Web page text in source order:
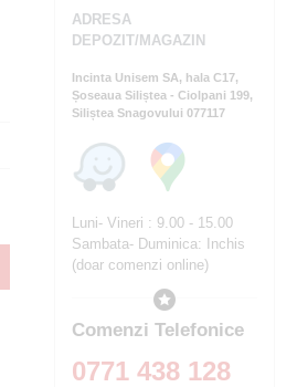
ADRESA
DEPOZIT/MAGAZIN
Incinta Unisem SA, hala C17,
Șoseaua Siliștea - Ciolpani 199,
Siliștea Snagovului 077117
Luni- Vineri : 9.00 - 15.00
Sambata- Duminica: Inchis
(doar comenzi online)
Comenzi Telefonice
0771 438 128